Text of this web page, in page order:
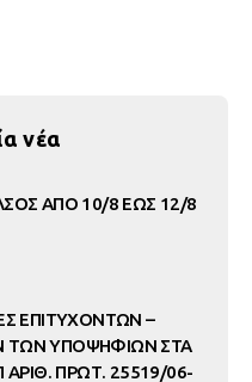
νέα
ΑΠΟ 10/8 ΕΩΣ 12/8
ΕΠΙΤΥΧΟΝΤΩΝ –
ΤΩΝ ΥΠΟΨΗΦΙΩΝ ΣΤΑ
ΑΡΙΘ. ΠΡΩΤ. 25519/06-